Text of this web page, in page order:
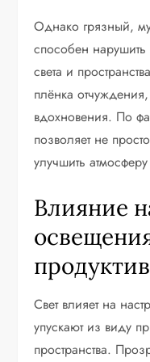
Однако грязный,
способен
света и
плёнка
вдохновения. По
позволяет не
улучшить
Влияние
Свет влияет на
упускают из виду
пространства.